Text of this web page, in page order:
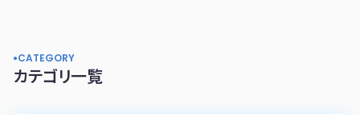
CATEGORY
カテゴリ一覧